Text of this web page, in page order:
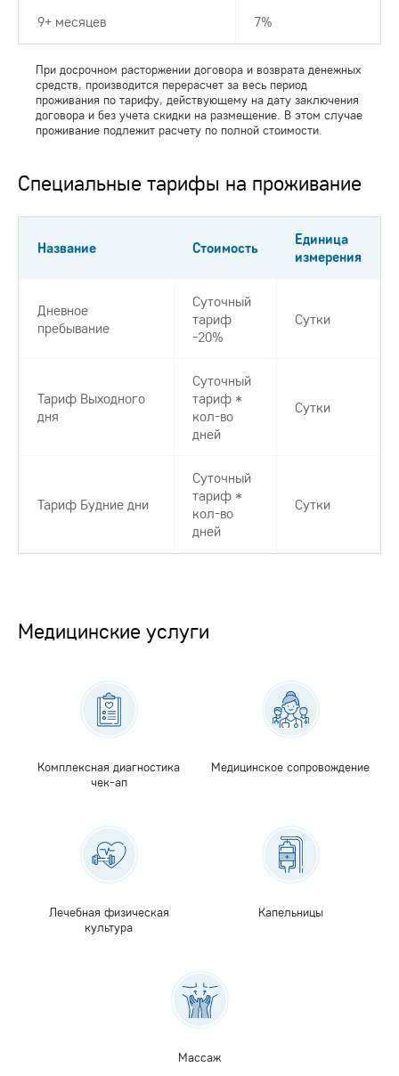
9+ месяцев 7%
При досрочном расторжении договора и возврата денежных
средств, производится перерасчет за весь период
проживания по тарифу, действующему на дату заключения
договора и без учета скидки на размещение. В этом случае
проживание подлежит расчету по полной стоимости.
Специальные тарифы на проживание
Название Стоимость
Единица
измерения
Дневное
пребывание
Суточный
тариф
-20%
Сутки
Тариф Выходного
дня
Суточный
тариф *
кол-во
дней
Сутки
Тариф Будние дни
Суточный
тариф *
кол-во
дней
Сутки
Медицинские услуги
Комплексная диагностика
чек-ап
Медицинское сопровождение
Лечебная физическая
культура
Капельницы
Массаж